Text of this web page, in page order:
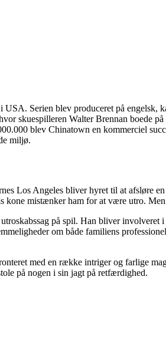
Serien blev produceret på engelsk,
skuespilleren Walter Brennan boede
blev Chinatown en kommerciel
miljø.
Los Angeles bliver hyret til at afsløre
mistænker ham for at være utro.
på spil. Han bliver
om både familiens
med en række intriger og farlige
på nogen i sin jagt på retfærdighed.